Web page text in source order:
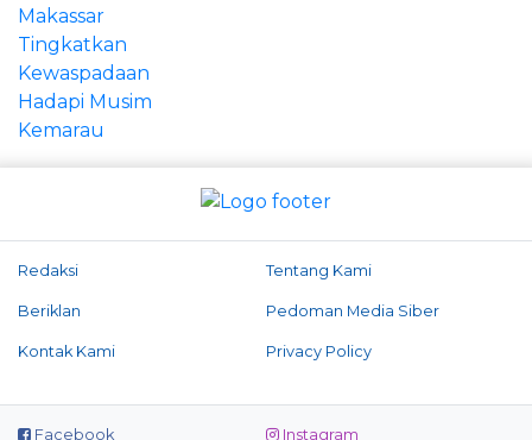
Redaksi Tentang Kami
Beriklan Pedoman Media Siber
Kontak Kami Privacy Policy
Facebook Instagram